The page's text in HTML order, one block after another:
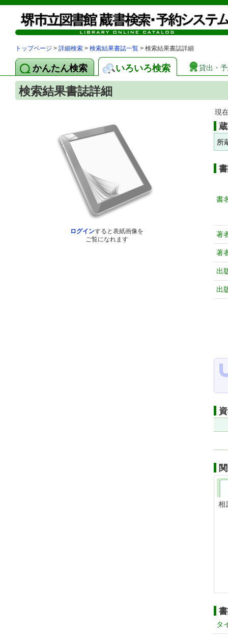
トップページ > 詳細検索 > 検索結果書誌一覧 > 検索結果書誌詳細
かんたん検索 いろいろ検索 貸出・
検索結果書誌詳細
ログインすると表紙画像を
ご覧になれます
現
所
書
著
著
出
出
相
タ